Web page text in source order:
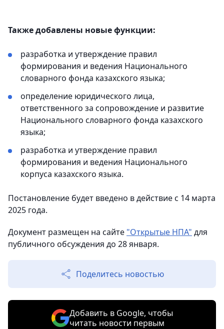
Также добавлены новые функции:
разработка и утверждение правил
формирования и ведения Национального
словарного фонда казахского языка;
определение юридического лица,
ответственного за сопровождение и развитие
Национального словарного фонда казахского
языка;
разработка и утверждение правил
формирования и ведения Национального
корпуса казахского языка.
Постановление будет введено в действие с 14 марта
2025 года.
Документ размещен на сайте "Открытые НПА" для
публичного обсуждения до 28 января.
Поделитесь новостью
Добавить в Google, чтобы
читать новости первым